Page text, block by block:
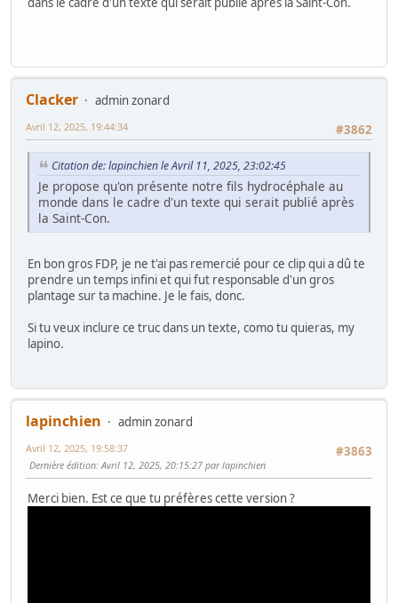
Clacker
admin zonard
#3862
Avril 12, 2025, 19:44:34
Citation de: lapinchien le Avril 11, 2025, 23:02:45
Je propose qu'on présente notre fils hydrocéphale au
monde dans le cadre d'un texte qui serait publié après
la Saint-Con.
En bon gros FDP, je ne t'ai pas remercié pour ce clip qui a dû te
prendre un temps infini et qui fut responsable d'un gros
plantage sur ta machine. Je le fais, donc.
Si tu veux inclure ce truc dans un texte, como tu quieras, my
lapino.
lapinchien
admin zonard
#3863
Avril 12, 2025, 19:58:37
Dernière édition: Avril 12, 2025, 20:15:27 par lapinchien
Merci bien. Est ce que tu préfères cette version ?